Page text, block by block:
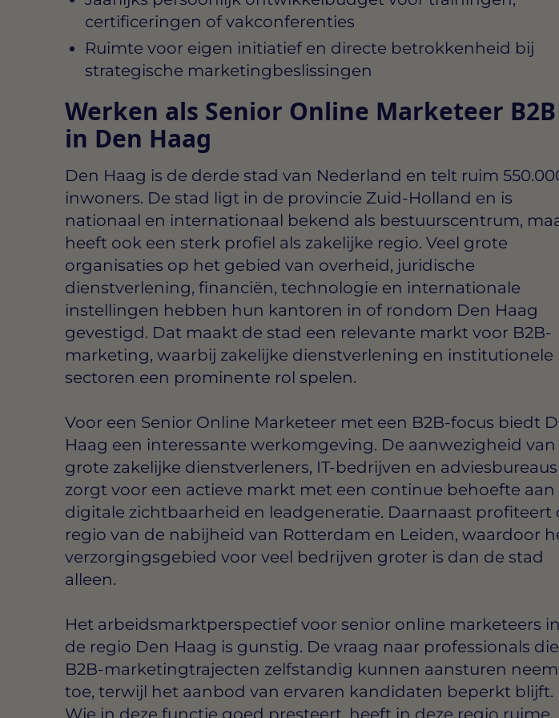
certificeringen of vakconferenties
Ruimte voor eigen initiatief en directe betrokkenheid bij
strategische marketingbeslissingen
Werken als Senior Online Marketeer B2B
in Den Haag
Den Haag is de derde stad van Nederland en telt ruim
inwoners. De stad ligt in de provincie Zuid-Holland en is
nationaal en internationaal bekend als bestuurscentrum,
heeft ook een sterk profiel als zakelijke regio. Veel grote
organisaties op het gebied van overheid, juridische
dienstverlening, financiën, technologie en internationale
instellingen hebben hun kantoren in of rondom Den Haag
gevestigd. Dat maakt de stad een relevante markt voor B2B-
marketing, waarbij zakelijke dienstverlening en institutionele
sectoren een prominente rol spelen.
Voor een Senior Online Marketeer met een B2B-focus biedt
Haag een interessante werkomgeving. De aanwezigheid van
grote zakelijke dienstverleners, IT-bedrijven en adviesbureaus
zorgt voor een actieve markt met een continue behoefte aan
digitale zichtbaarheid en leadgeneratie. Daarnaast profiteert
regio van de nabijheid van Rotterdam en Leiden, waardoor
verzorgingsgebied voor veel bedrijven groter is dan de stad
alleen.
Het arbeidsmarktperspectief voor senior online marketeers in
de regio Den Haag is gunstig. De vraag naar professionals die
B2B-marketingtrajecten zelfstandig kunnen aansturen
toe, terwijl het aanbod van ervaren kandidaten beperkt blijft.
Wie in deze functie goed presteert, heeft in deze regio ruime